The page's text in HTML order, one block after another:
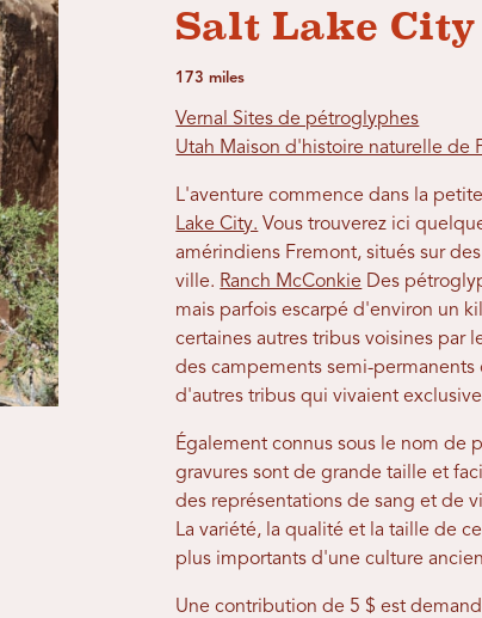
Salt Lake
173 miles
Vernal Sites de pétroglyphes
Utah Maison d'histoire naturelle de
L'aventure commence dans la
Lake City. Vous trouverez ici
amérindiens Fremont, situés sur
ville. Ranch McConkie Des
mais parfois escarpé d'environ un
certaines autres tribus voisines par
des campements semi-
d'autres tribus qui vivaient
Également connus sous le nom de
gravures sont de grande taille et
des représentations de sang et de
La variété, la qualité et la taille de
plus importants d'une culture
Une contribution de 5 $ est